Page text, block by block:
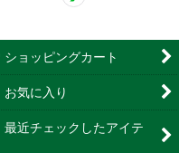
ショッピングカート
お気に入り
最近チェックしたアイテ